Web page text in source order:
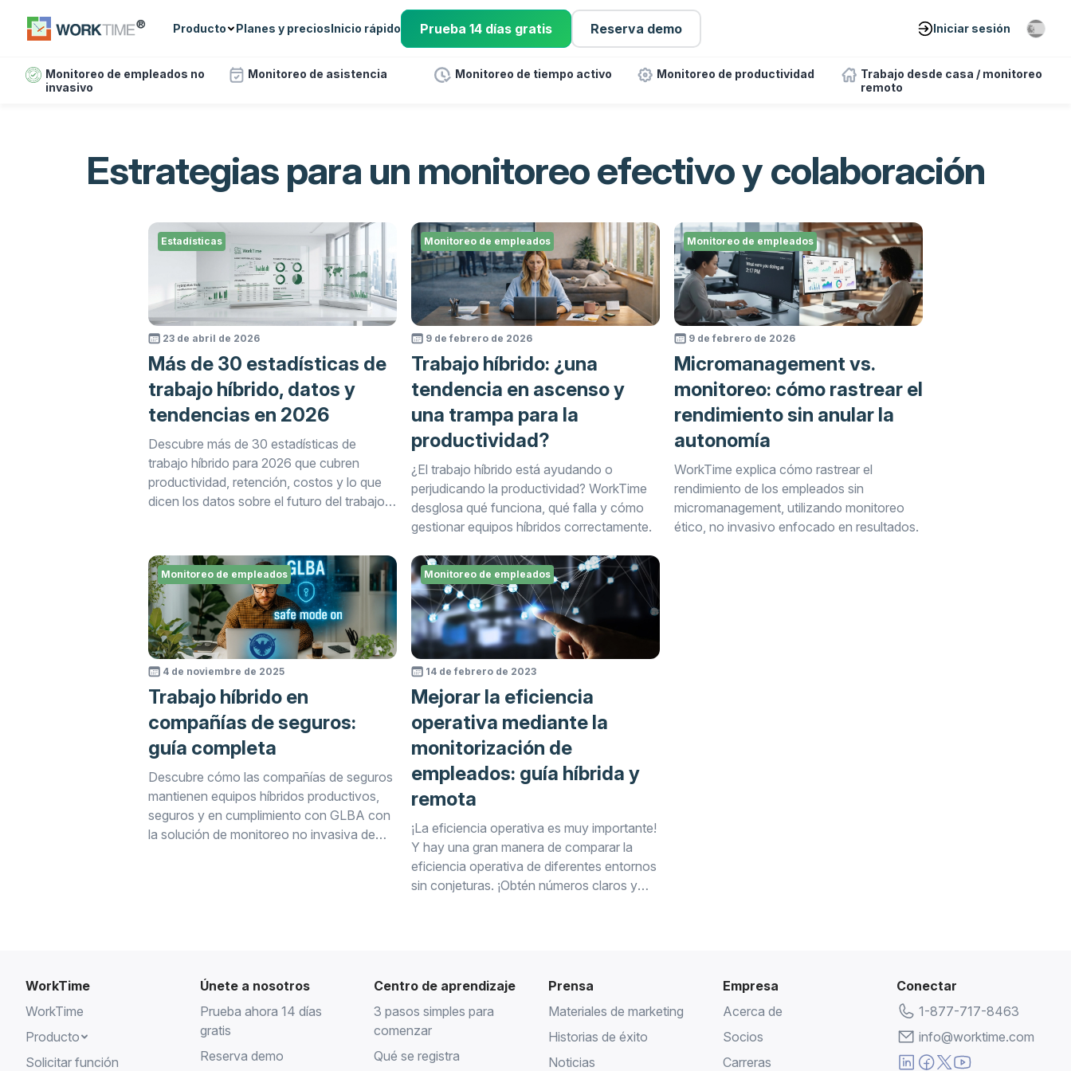
Producto Planes y preciosInicio rápido Prueba 14 días gratis Reserva demo Iniciar sesión
Monitoreo de empleados no
invasivo
Monitoreo de asistencia Monitoreo de tiempo activo Monitoreo de productividad
Trabajo desde casa / monitoreo
remoto
Estrategias para un monitoreo efectivo y colaboración
23 de abril de 2026
Más de 30 estadísticas de
trabajo híbrido, datos y
tendencias en 2026
Descubre más de 30 estadísticas de
trabajo híbrido para 2026 que cubren
productividad, retención, costos y lo que
dicen los datos sobre el futuro del trabajo
Estadísticas
9 de febrero de 2026
Trabajo híbrido: ¿una
tendencia en ascenso y
una trampa para la
productividad?
¿El trabajo híbrido está ayudando o
perjudicando la productividad? WorkTime
desglosa qué funciona, qué falla y cómo
gestionar equipos híbridos correctamente.
Monitoreo de empleados
9 de febrero de 2026
Micromanagement vs.
monitoreo: cómo rastrear el
rendimiento sin anular la
autonomía
WorkTime explica cómo rastrear el
rendimiento de los empleados sin
micromanagement, utilizando monitoreo
ético, no invasivo enfocado en resultados.
Monitoreo de empleados
4 de noviembre de 2025
Trabajo híbrido en
compañías de seguros:
guía completa
Descubre cómo las compañías de seguros
mantienen equipos híbridos productivos,
seguros y en cumplimiento con GLBA con
la solución de monitoreo no invasiva de
Monitoreo de empleados
14 de febrero de 2023
Mejorar la eficiencia
operativa mediante la
monitorización de
empleados: guía híbrida y
remota
¡La eficiencia operativa es muy importante!
Y hay una gran manera de comparar la
eficiencia operativa de diferentes entornos
sin conjeturas. ¡Obtén números claros y
Monitoreo de empleados
WorkTime
WorkTime
Producto
Solicitar función
Únete a nosotros
Prueba ahora 14 días
gratis
Reserva demo
Centro de aprendizaje
3 pasos simples para
comenzar
Qué se registra
Prensa
Materiales de marketing
Historias de éxito
Noticias
Empresa
Acerca de
Socios
Carreras
Conectar
1-877-717-8463
info@worktime.com